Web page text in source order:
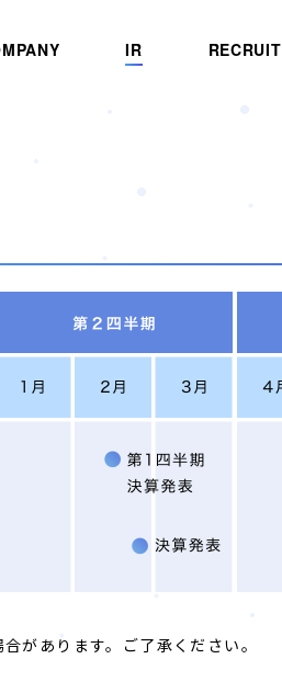
IR RECRUIT
があります。ご了承ください。